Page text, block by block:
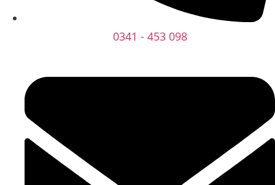
0341 - 453 098